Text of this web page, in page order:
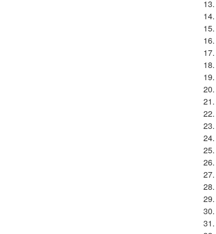
13.
14.
15.
16.
17.
18.
19.
20.
21.
22.
23.
24.
25.
26.
27.
28.
29.
30.
31.